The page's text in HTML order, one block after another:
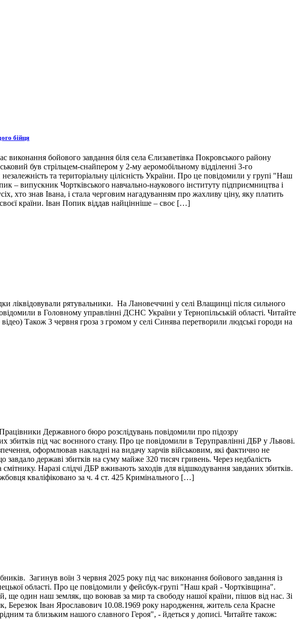
бійця
бойового завдання біля села Єлизаветівка Покровського району
був стрільцем-снайпером у 2-му аеромобільному відділенні 3-го
та територіальну цілісність України. Про це повідомили у групі "Наш
– випускник Чортківського навчально-наукового інституту підприємництва і
хто знав Івана, і стала черговим нагадуванням про жахливу ціну, яку платить
країни. Іван Попик віддав найцінніше – своє […]
ліквідовували рятувальники. На Лановеччині у селі Влащинці після сильного
в Головному управлінні ДСНС України у Тернопільській області. Читайте
Також 3 червня гроза з громом у селі Синява перетворили людські городи на
Державного бюро розслідувань повідомили про підозру
під час воєнного стану. Про це повідомили в Теруправлінні ДБР у Львові.
оформлював накладні на видачу харчів військовим, які фактично не
завдало державі збитків на суму майже 320 тисяч гривень. Через недбалість
Наразі слідчі ДБР вживають заходів для відшкодування завданих збитків.
кваліфіковано за ч. 4 ст. 425 Кримінального […]
Загинув воїн 3 червня 2025 року під час виконання бойового завдання із
області. Про це повідомили у фейсбук-групі "Наш край - Чортківщина".
ще один наш земляк, що воював за мир та свободу нашої країни, пішов від нас. Зі
Березюк Іван Ярославович 10.08.1969 року народження, житель села Красне
та близьким нашого славного Героя", - йдеться у дописі. Читайте також: